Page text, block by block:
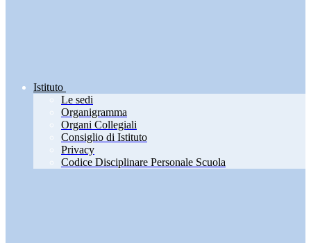
Istituto
Le sedi
Organigramma
Organi Collegiali
Consiglio di Istituto
Privacy
Codice Disciplinare Personale Scuola